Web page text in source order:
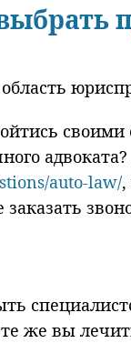
auto-law/
же вы